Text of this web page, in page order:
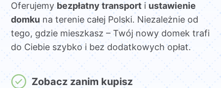
Oferujemybezpłatny transporti ustawienie
domkuna terenie całej Polski. Niezależnie od
tego, gdzie mieszkasz – Twój nowy domek trafi
do Ciebie szybko i bez dodatkowych opłat.
Zobacz zanim kupisz